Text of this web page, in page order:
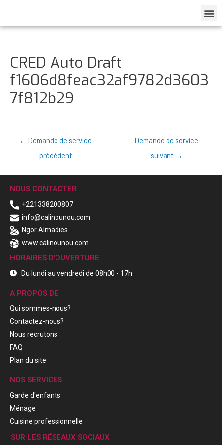
CRED Auto Draft
f1606d8feac32af9782d3603
7f812b29
← Demande de service
précédent
Demande de service
suivant →
NOUS CONTACTER
+221338200807
info@calinounou.com
Ngor Almadies
www.calinounou.com
HORAIRES D'OUVERTURE
Du lundi au vendredi de 08h00 - 17h
A PROPOS DE
Qui sommes-nous?
Contactez-nous?
Nous recrutons
FAQ
Plan du site
NOS SERVICES
Garde d'enfants
Ménage
Cuisine professionnelle
SUR LES RÉSEAUX SOCIAUX